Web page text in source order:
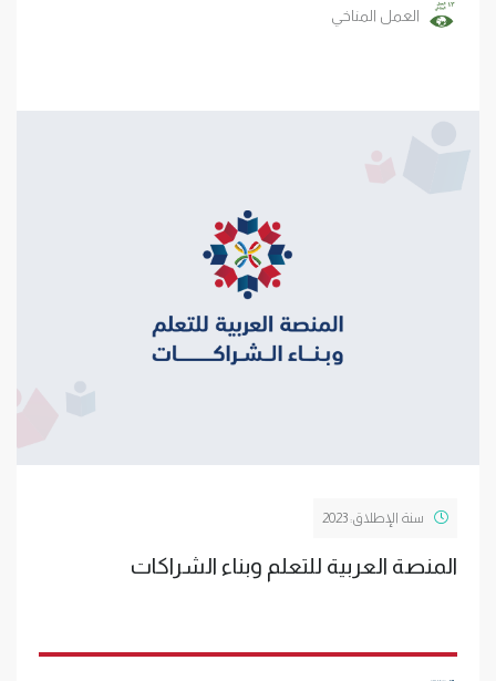
العمل المناخي
سنة الإطلاق: 2023
المنصة العربية للتعلم وبناء الشراكات